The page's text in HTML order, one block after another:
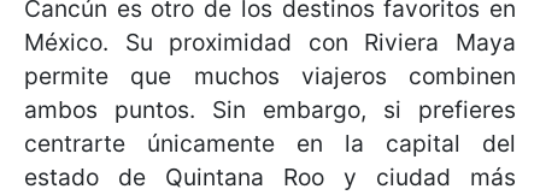
Cancún es otro de los destinos favoritos en
México. Su proximidad con Riviera Maya
permite que muchos viajeros combinen
ambos puntos. Sin embargo, si prefieres
centrarte únicamente en la capital del
estado de Quintana Roo y ciudad más